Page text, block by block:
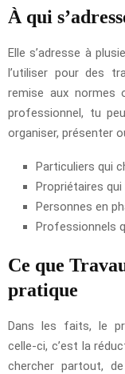
À qui
Elle s’adresse à
l’utiliser pour des
remise aux normes
professionnel, tu
organiser, présenter
Particuliers qui
Propriétaires
Personnes en
Professionnels
Ce que
pratique
Dans les faits, le
celle-ci, c’est la
chercher partout,